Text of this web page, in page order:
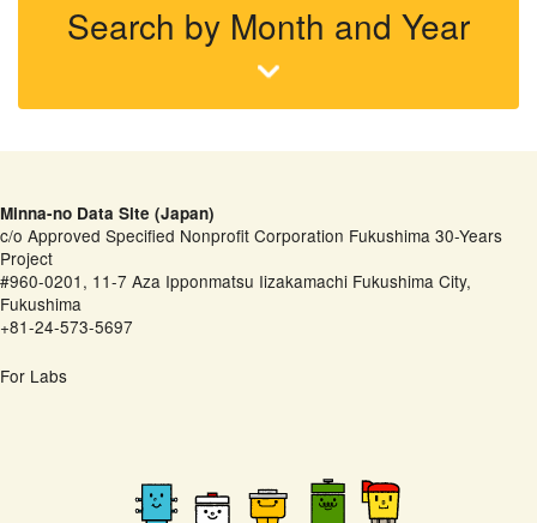
Search by Month and Year
Minna-no Data Site (Japan)
c/o Approved Specified Nonprofit Corporation Fukushima 30-Years
Project
#960-0201, 11-7 Aza Ipponmatsu Iizakamachi Fukushima City,
Fukushima
+81-24-573-5697
For Labs